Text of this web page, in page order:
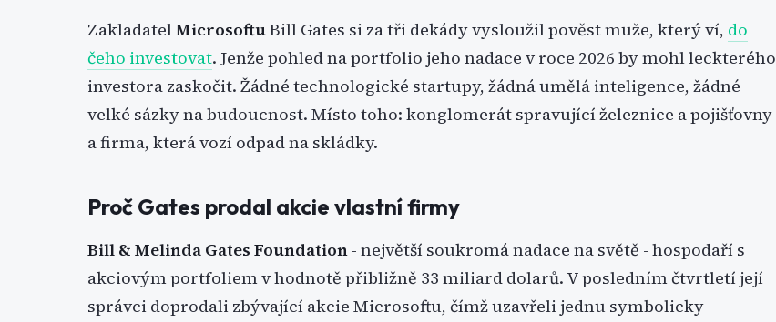
ZakladatelMicrosoftuBill Gates si za tři dekády vysloužil pověst muže, který ví, do
čeho investovat. Jenže pohled na portfolio jeho nadace v roce 2026 by mohl leckterého
investora zaskočit. Žádné technologické startupy, žádná umělá inteligence, žádné
velké sázky na budoucnost. Místo toho: konglomerát spravující železnice a pojišťovny
a firma, která vozí odpad na skládky.
Proč Gates prodal akcie vlastní firmy
Bill & Melinda Gates Foundation - největší soukromá nadace na světě - hospodaří s
akciovým portfoliem v hodnotě přibližně 33 miliard dolarů. V posledním čtvrtletí její
správci doprodali zbývající akcie Microsoftu, čímž uzavřeli jednu symbolicky